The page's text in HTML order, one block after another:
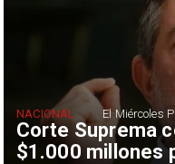
Corte Suprema
$1.000 millones
NACIONAL El Miércoles